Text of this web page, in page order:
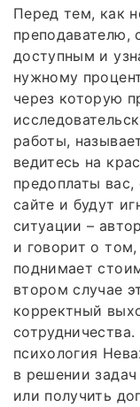
Перед тем, как
преподавателю,
доступным и
нужному
через которую
работы,
ведитесь на
предоплаты вас,
сайте и будут
ситуации –
и говорит о том,
поднимает
втором случае
корректный
психология
в решении задач
или получить